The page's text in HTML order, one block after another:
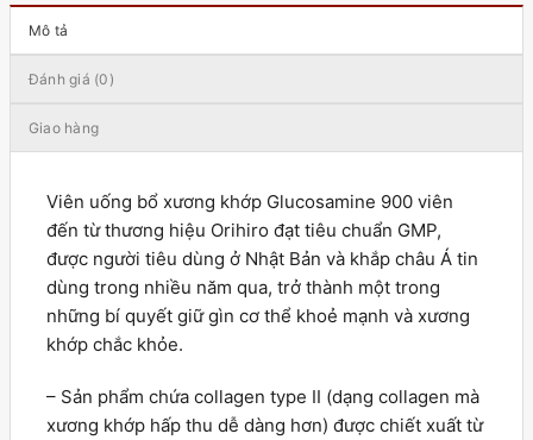
Mô tả
Đánh giá (0)
Giao hàng
Viên uống bổ xương khớp Glucosamine 900 viên
đến từ thương hiệu Orihiro đạt tiêu chuẩn GMP,
được người tiêu dùng ở Nhật Bản và khắp châu Á tin
dùng trong nhiều năm qua, trở thành một trong
những bí quyết giữ gìn cơ thể khoẻ mạnh và xương
khớp chắc khỏe.
– Sản phẩm chứa collagen type II (dạng collagen mà
xương khớp hấp thu dễ dàng hơn) được chiết xuất từ